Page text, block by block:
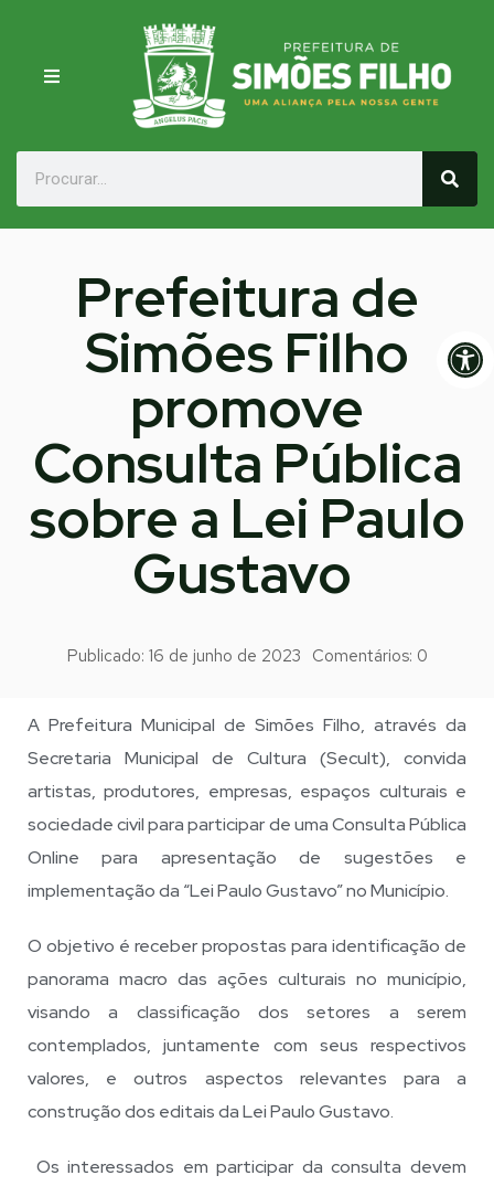
Prefeitura de
Simões Filho
promove
Consulta Pública
sobre a Lei Paulo
Gustavo
Publicado: 16 de junho de 2023 Comentários: 0
A Prefeitura Municipal de Simões Filho, através da
Secretaria Municipal de Cultura (Secult), convida
artistas, produtores, empresas, espaços culturais e
sociedade civil para participar de uma Consulta Pública
Online para apresentação de sugestões e
implementação da “Lei Paulo Gustavo” no Município.
O objetivo é receber propostas para identificação de
panorama macro das ações culturais no município,
visando a classificação dos setores a serem
contemplados, juntamente com seus respectivos
valores, e outros aspectos relevantes para a
construção dos editais da Lei Paulo Gustavo.
Os interessados em participar da consulta devem